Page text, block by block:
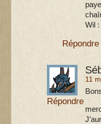
Wil
Répondre
11
Répondre